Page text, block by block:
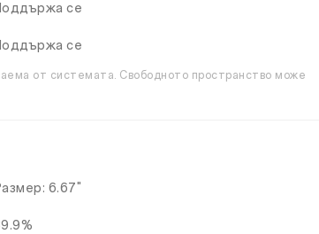
се
се
от системата. Свободното пространство може
6.67"